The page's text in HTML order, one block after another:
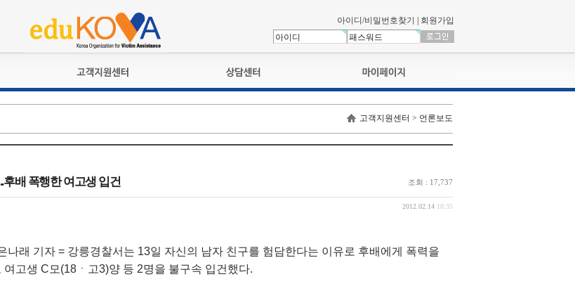
아이디/비밀번호찾기 회원가입
공지사항
상담접수
나의신청내역
교육영상강의실
나의활동내역
나의 연회비
고객지원센터 > 언론보도
배 폭행한 여고생 입건 조회 : 17,737
2012.02.14 18:35
나래 기자 = 강릉경찰서는 13일 자신의 남자 친구를 험담한다는 이유로 후배에게 폭력을
여고생 C모(18ㆍ고3)양 등 2명을 불구속 입건했다.